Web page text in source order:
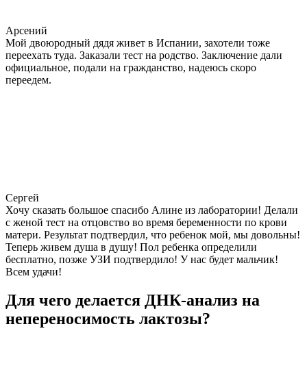
Арсений
Мой двоюродный дядя живет в Испании, захотели тоже
переехать туда. Заказали тест на родство. Заключение дали
официальное, подали на гражданство, надеюсь скоро
переедем.
Сергей
Хочу сказать большое спасибо Алине из лаборатории! Делали
с женой тест на отцовство во время беременности по крови
матери. Результат подтвердил, что ребенок мой, мы довольны!
Теперь живем душа в душу! Пол ребенка определили
бесплатно, позже УЗИ подтвердило! У нас будет мальчик!
Всем удачи!
Для чего делается ДНК-анализ на
непереносимость лактозы?